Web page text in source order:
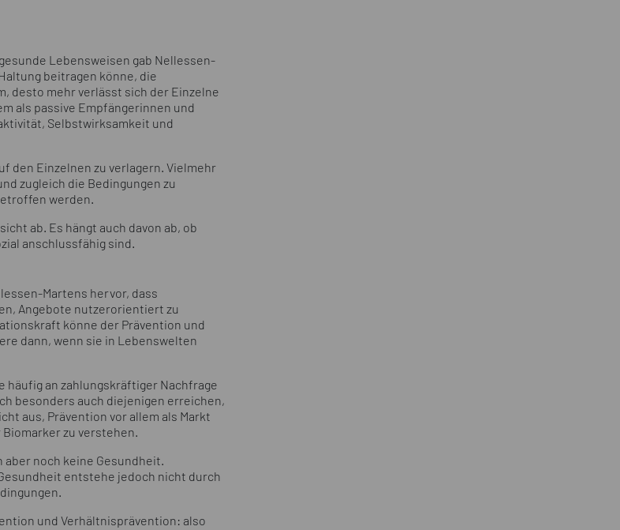
Lebensweisen gab Nellessen-
beitragen könne, die
desto mehr verlässt sich der Einzelne
als passive Empfängerinnen und
Selbstwirksamkeit und
den Einzelnen zu verlagern. Vielmehr
zugleich die Bedingungen zu
werden.
ab. Es hängt auch davon ab, ob
anschlussfähig sind.
Martens hervor, dass
Angebote nutzerorientiert zu
könne der Prävention und
dann, wenn sie in Lebenswelten
häufig an zahlungskräftiger Nachfrage
besonders auch diejenigen erreichen,
aus, Prävention vor allem als Markt
zu verstehen.
noch keine Gesundheit.
entstehe jedoch nicht durch
und Verhältnisprävention: also